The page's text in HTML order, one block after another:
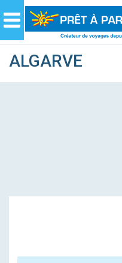
Navigation
ALGARVE
Panneau de gestion des cookies